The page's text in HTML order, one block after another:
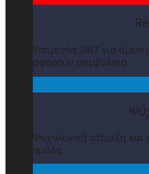
Υπηρεσία 24/7 για
αφορούν συμβόλαια
Ψυχολογική στήριξη
ομάδα